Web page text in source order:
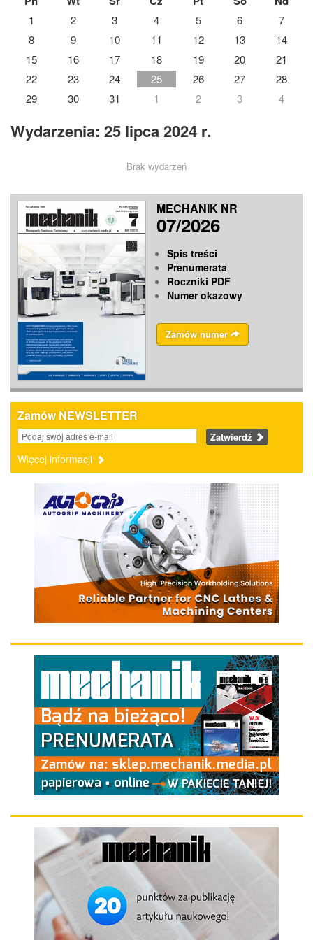
1 2 3 4 5 6
7
8
9 10 11 12 13
14
15
16 17 18 19 20
21
22
23 24 25 26 27
28
29
30 31 1 2 3 4
Wydarzenia: 25 lipca 2024 r.
Brak wydarzeń
MECHANIK NR
07/2026
Spis treści
Prenumerata
Roczniki PDF
Numer okazowy
Zamów numer
Zamów NEWSLETTER
Zatwierdź
Więcej informacji